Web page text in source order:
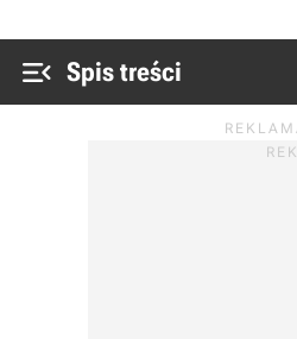
 Spis treści